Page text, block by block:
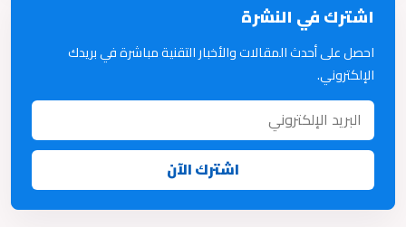
اشترك في النشرة
احصل على أحدث المقالات والأخبار التقنية مباشرة في بريدك
الإلكتروني.
اشترك الآن